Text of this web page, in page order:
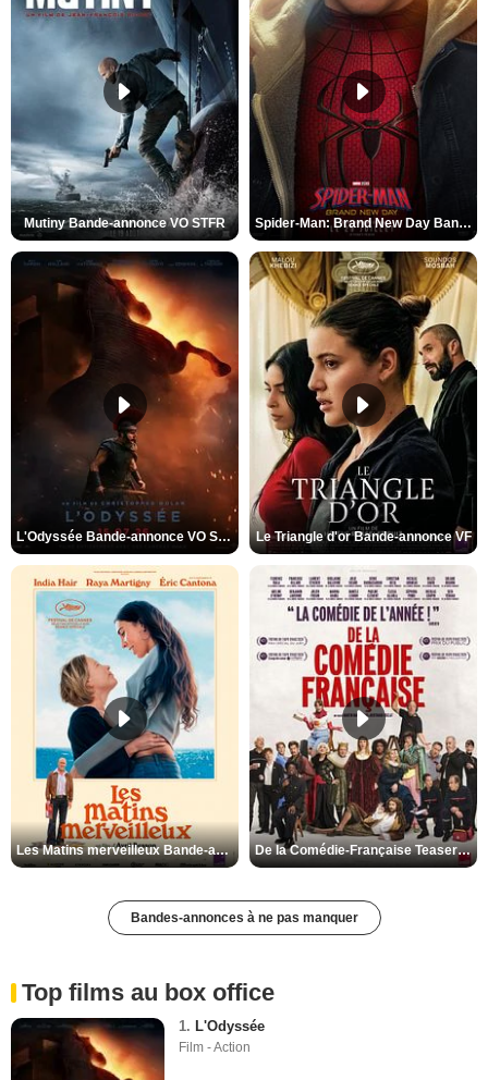
Mutiny Bande-annonce VO STFR Spider-Man: Brand New Day Bande-annonce VO STFR
L'Odyssée Bande-annonce VO STFR Le Triangle d'or Bande-annonce VF
Les Matins merveilleux Bande-annonce VF De la Comédie-Française Teaser VF
Bandes-annonces à ne pas manquer
Top films au box office
1. L'Odyssée
Film - Action